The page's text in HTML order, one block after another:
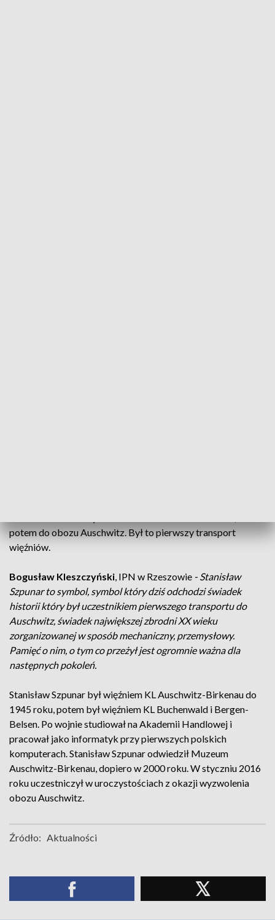
potem do obozu Auschwitz. Był to pierwszy transport
więźniów.
Bogusław Kleszczyński, IPN w Rzeszowie - Stanisław
Szpunar to symbol, symbol który dziś odchodzi świadek
historii który był uczestnikiem pierwszego transportu do
Auschwitz, świadek największej zbrodni XX wieku
zorganizowanej w sposób mechaniczny, przemysłowy.
Pamięć o nim, o tym co przeżył jest ogromnie ważna dla
następnych pokoleń.
Stanisław Szpunar był więźniem KL Auschwitz-Birkenau do
1945 roku, potem był więźniem KL Buchenwald i Bergen-
Belsen. Po wojnie studiował na Akademii Handlowej i
pracował jako informatyk przy pierwszych polskich
komputerach. Stanisław Szpunar odwiedził Muzeum
Auschwitz-Birkenau, dopiero w 2000 roku. W styczniu 2016
roku uczestniczył w uroczystościach z okazji wyzwolenia
obozu Auschwitz.
Źródło: Aktualności